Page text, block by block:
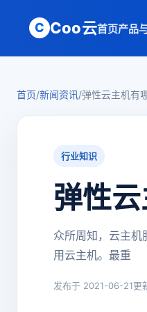
C Coo云首页产品
首页/新闻资讯/弹性云主机有
行业知识
弹性
众所周知，云主
用云主机。最重
发布于 2021-06-21更